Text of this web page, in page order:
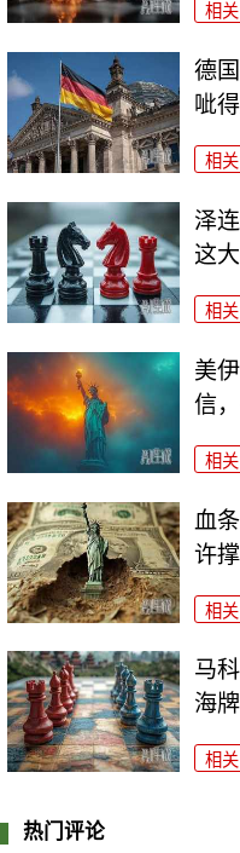
相关
德
呲
相关
泽
这
相关
美
信
相关
血
许
相关
马
海
相关
热门评论